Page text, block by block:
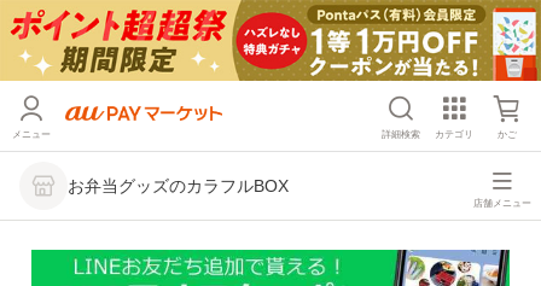
メニュー 詳細検索 カテゴリ かご
お弁当グッズのカラフルBOX
店舗メニュー